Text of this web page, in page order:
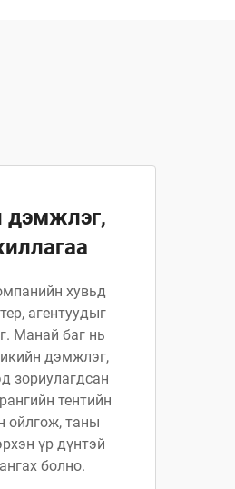
дэмжлэг,
хувьд
агентуудыг
Манай баг нь
дэмжлэг,
зориулагдсан
тентийн
ойлгож, таны
үр дүнтэй
болно.